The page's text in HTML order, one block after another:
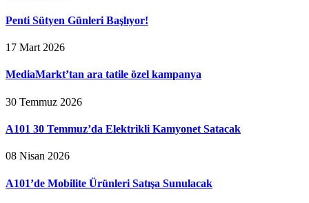
Penti Sütyen Günleri Başlıyor!
17 Mart 2026
MediaMarkt’tan ara tatile özel kampanya
30 Temmuz 2026
A101 30 Temmuz’da Elektrikli Kamyonet Satacak
08 Nisan 2026
A101’de Mobilite Ürünleri Satışa Sunulacak